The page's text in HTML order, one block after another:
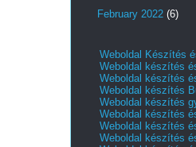
February 2022 (6)
Weboldal Készítés
Weboldal készítés
Weboldal készítés
Weboldal készítés
Weboldal készítés
Weboldal készítés
Weboldal készítés
Weboldal készítés